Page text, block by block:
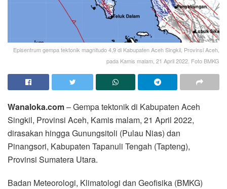
Episentrum gempa tektonik magnitudo 4,9 di Kabupaten Aceh Singkil, Provinsi Aceh,
pada Kamis malam, 21 April 2022. Foto BMKG
Wanaloka.com– Gempa tektonik di Kabupaten Aceh
Singkil, Provinsi Aceh, Kamis malam, 21 April 2022,
dirasakan hingga Gunungsitoli (Pulau Nias) dan
Pinangsori, Kabupaten Tapanuli Tengah (Tapteng),
Provinsi Sumatera Utara.
Badan Meteorologi, Klimatologi dan Geofisika (BMKG)